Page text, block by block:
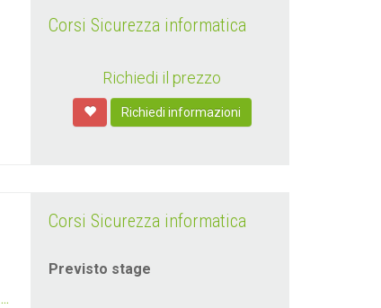
Corsi Sicurezza informatica
Richiedi il prezzo
Richiedi informazioni
...
Corsi Sicurezza informatica
Previsto stage